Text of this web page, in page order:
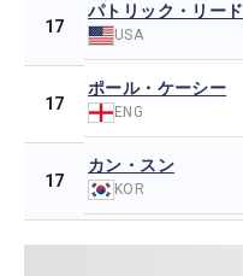
17
パトリック・リード
USA
17
ポール・ケーシー
ENG
17
カン・スン
KOR